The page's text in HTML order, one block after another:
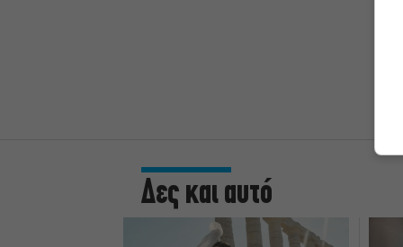
Δες και αυτό